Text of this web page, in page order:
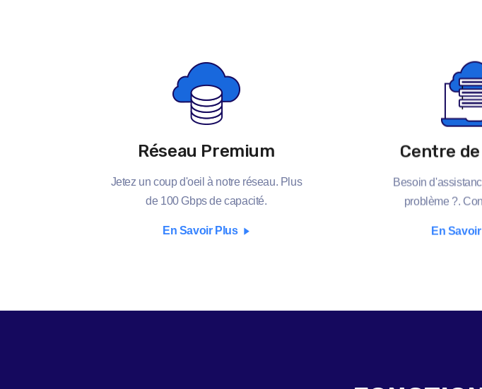
Réseau Premium
Jetez un coup d'oeil à notre réseau. Plus
de 100 Gbps de capacité.
En Savoir Plus
Centre
Besoin
problème ?.
En